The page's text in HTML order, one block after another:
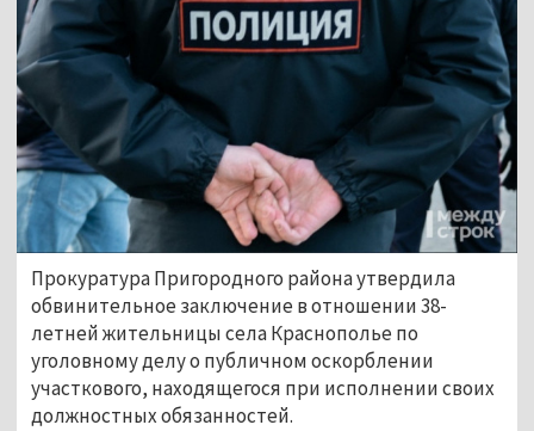
Прокуратура Пригородного района утвердила
обвинительное заключение в отношении 38-
летней жительницы села Краснополье по
уголовному делу о публичном оскорблении
участкового, находящегося при исполнении своих
должностных обязанностей.